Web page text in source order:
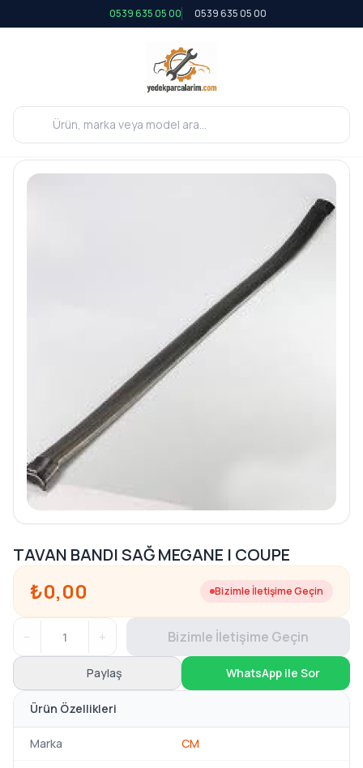
0539 635 05 00 0539 635 05 00
TAVAN BANDI SAĞ MEGANE I COUPE
₺0,00 Bizimle İletişime Geçin
− + Bizimle İletişime Geçin
Paylaş WhatsApp ile Sor
Ürün Özellikleri
Marka CM